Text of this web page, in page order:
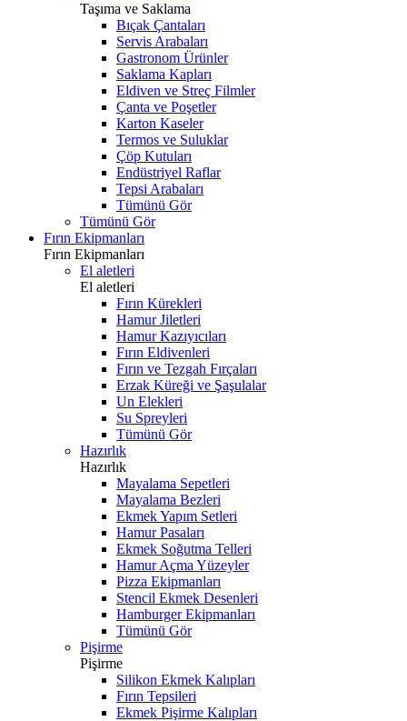
Taşıma ve Saklama
Bıçak Çantaları
Servis Arabaları
Gastronom Ürünler
Saklama Kapları
Eldiven ve Streç Filmler
Çanta ve Poşetler
Karton Kaseler
Termos ve Suluklar
Çöp Kutuları
Endüstriyel Raflar
Tepsi Arabaları
Tümünü Gör
Tümünü Gör
Fırın Ekipmanları
Fırın Ekipmanları
El aletleri
El aletleri
Fırın Kürekleri
Hamur Jiletleri
Hamur Kazıyıcıları
Fırın Eldivenleri
Fırın ve Tezgah Fırçaları
Erzak Küreği ve Şaşulalar
Un Elekleri
Su Spreyleri
Tümünü Gör
Hazırlık
Hazırlık
Mayalama Sepetleri
Mayalama Bezleri
Ekmek Yapım Setleri
Hamur Pasaları
Ekmek Soğutma Telleri
Hamur Açma Yüzeyler
Pizza Ekipmanları
Stencil Ekmek Desenleri
Hamburger Ekipmanları
Tümünü Gör
Pişirme
Pişirme
Silikon Ekmek Kalıpları
Fırın Tepsileri
Ekmek Pişirme Kalıpları